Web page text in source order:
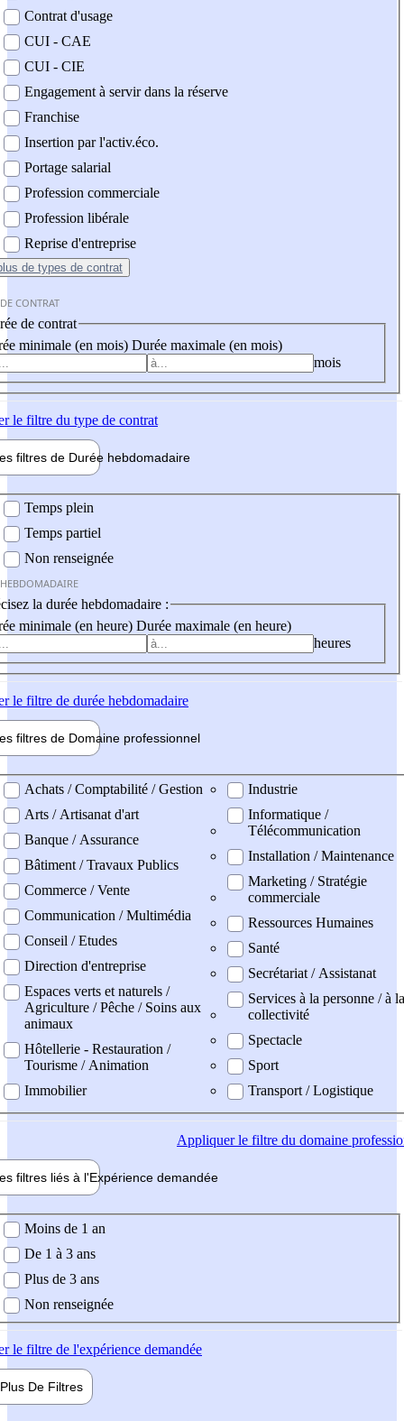
Contrat d'usage
CUI - CAE
CUI - CIE
Engagement à servir dans la réserve
Franchise
Insertion par l'activ.éco.
Portage salarial
Profession commerciale
Profession libérale
Reprise d'entreprise
de types de contrat
CONTRAT
de contrat
minimale (en mois) Durée maximale (en mois)
mois
le filtre du type de contrat
filtres de Durée hebdomadaire
Temps plein
Temps partiel
Non renseignée
la durée hebdomadaire :
minimale (en heure) Durée maximale (en heure)
heures
le filtre de durée hebdomadaire
filtres de Domaine professionnel
professionel
Achats / Comptabilité / Gestion
Arts / Artisanat d'art
Banque / Assurance
Bâtiment / Travaux Publics
Commerce / Vente
Communication / Multimédia
Conseil / Etudes
Direction d'entreprise
Espaces verts et naturels /
Agriculture / Pêche / Soins aux
animaux
Hôtellerie - Restauration /
Tourisme / Animation
Immobilier
Industrie
Informatique /
Télécommunication
Installation / Maintenance
Marketing / Stratégie
commerciale
Ressources Humaines
Santé
Secrétariat / Assistanat
Services à la personne / à la
collectivité
Spectacle
Sport
Transport / Logistique
Appliquerle filtre du domaine
filtres liés à l'Expérience demandée
demandée
Moins de 1 an
De 1 à 3 ans
Plus de 3 ans
Non renseignée
le filtre de l'expérience demandée
Plus De Filtres